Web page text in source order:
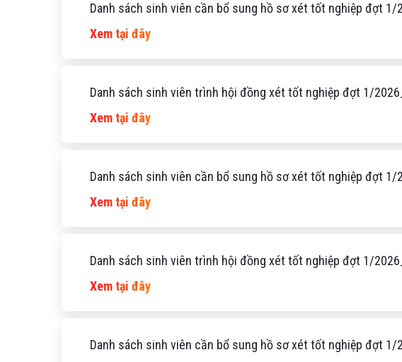
Danh sách sinh viên cần bổ sung hồ sơ xét tốt nghiệp đợt 1/
Xem tại đây
Danh sách sinh viên trình hội đồng xét tốt nghiệp đợt 1/
Xem tại đây
Danh sách sinh viên cần bổ sung hồ sơ xét tốt nghiệp đợt 1/
Xem tại đây
Danh sách sinh viên trình hội đồng xét tốt nghiệp đợt 1/
Xem tại đây
Danh sách sinh viên cần bổ sung hồ sơ xét tốt nghiệp đợt 1/